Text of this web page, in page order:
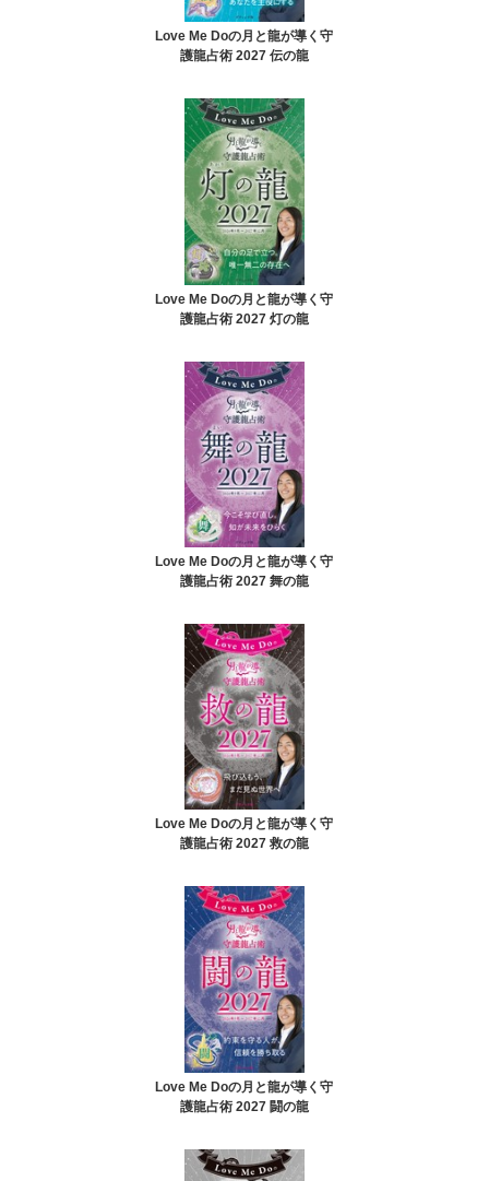
Love Me Doの月と龍が導く守
護龍占術 2027 伝の龍
Love Me Doの月と龍が導く守
護龍占術 2027 灯の龍
Love Me Doの月と龍が導く守
護龍占術 2027 舞の龍
Love Me Doの月と龍が導く守
護龍占術 2027 救の龍
Love Me Doの月と龍が導く守
護龍占術 2027 闘の龍